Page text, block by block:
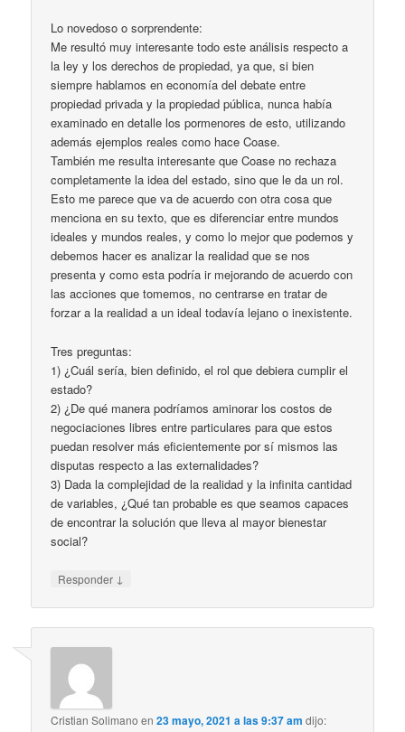
Lo novedoso o sorprendente:
Me resultó muy interesante todo este análisis respecto a
la ley y los derechos de propiedad, ya que, si bien
siempre hablamos en economía del debate entre
propiedad privada y la propiedad pública, nunca había
examinado en detalle los pormenores de esto, utilizando
además ejemplos reales como hace Coase.
También me resulta interesante que Coase no rechaza
completamente la idea del estado, sino que le da un rol.
Esto me parece que va de acuerdo con otra cosa que
menciona en su texto, que es diferenciar entre mundos
ideales y mundos reales, y como lo mejor que podemos y
debemos hacer es analizar la realidad que se nos
presenta y como esta podría ir mejorando de acuerdo con
las acciones que tomemos, no centrarse en tratar de
forzar a la realidad a un ideal todavía lejano o inexistente.
Tres preguntas:
1) ¿Cuál sería, bien definido, el rol que debiera cumplir el
estado?
2) ¿De qué manera podríamos aminorar los costos de
negociaciones libres entre particulares para que estos
puedan resolver más eficientemente por sí mismos las
disputas respecto a las externalidades?
3) Dada la complejidad de la realidad y la infinita cantidad
de variables, ¿Qué tan probable es que seamos capaces
de encontrar la solución que lleva al mayor bienestar
social?
Responder ↓
Cristian Solimano en23 mayo, 2021 a las 9:37 am dijo: